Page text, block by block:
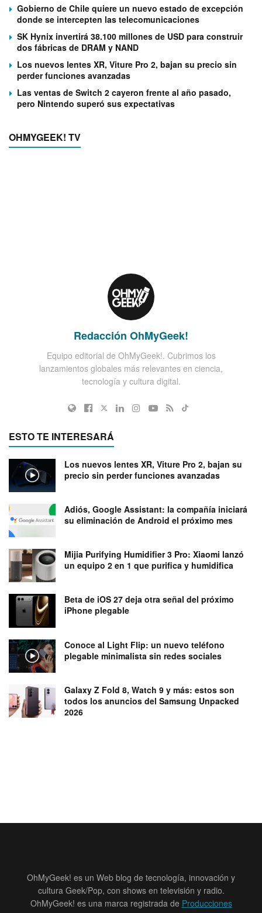
Gobierno de Chile quiere un nuevo estado de excepción
donde se intercepten las telecomunicaciones
SK Hynix invertirá 38.100 millones de USD para construir
dos fábricas de DRAM y NAND
Los nuevos lentes XR, Viture Pro 2, bajan su precio sin
perder funciones avanzadas
Las ventas de Switch 2 cayeron frente al año pasado,
pero Nintendo superó sus expectativas
OHMYGEEK! TV
Redacción OhMyGeek!
Equipo editorial de OhMyGeek!. Cubrimos los
lanzamientos globales más relevantes en ciencia,
tecnología y cultura digital.
ESTO TE INTERESARÁ
Los nuevos lentes XR, Viture Pro 2, bajan su
precio sin perder funciones avanzadas
Adiós, Google Assistant: la compañía iniciará
su eliminación de Android el próximo mes
Mijia Purifying Humidifier 3 Pro: Xiaomi lanzó
un equipo 2 en 1 que purifica y humidifica
Beta de iOS 27 deja otra señal del próximo
iPhone plegable
Conoce al Light Flip: un nuevo teléfono
plegable minimalista sin redes sociales
Galaxy Z Fold 8, Watch 9 y más: estos son
todos los anuncios del Samsung Unpacked
2026
OhMyGeek! es un Web blog de tecnología, innovación y
cultura Geek/Pop, con shows en televisión y radio.
OhMyGeek! es una marca registrada de Producciones